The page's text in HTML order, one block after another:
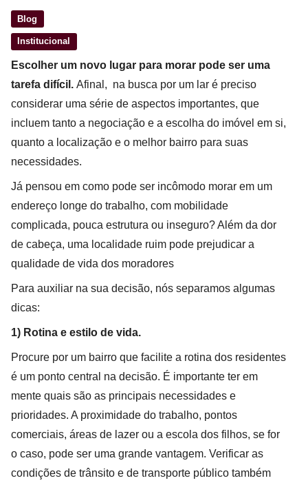
Blog
Institucional
Escolher um novo lugar para morar pode ser uma
tarefa difícil. Afinal, na busca por um lar é preciso
considerar uma série de aspectos importantes, que
incluem tanto a negociação e a escolha do imóvel em si,
quanto a localização e o melhor bairro para suas
necessidades.
Já pensou em como pode ser incômodo morar em um
endereço longe do trabalho, com mobilidade
complicada, pouca estrutura ou inseguro? Além da dor
de cabeça, uma localidade ruim pode prejudicar a
qualidade de vida dos moradores
Para auxiliar na sua decisão, nós separamos algumas
dicas:
1) Rotina e estilo de vida.
Procure por um bairro que facilite a rotina dos residentes
é um ponto central na decisão. É importante ter em
mente quais são as principais necessidades e
prioridades. A proximidade do trabalho, pontos
comerciais, áreas de lazer ou a escola dos filhos, se for
o caso, pode ser uma grande vantagem. Verificar as
condições de trânsito e de transporte público também